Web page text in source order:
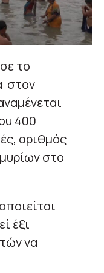
το
στον
400
αριθμός
στο
έξι
να